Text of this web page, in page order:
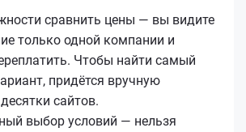
сравнить цены — вы видите
только одной компании и
Чтобы найти самый
придётся вручную
сайтов.
выбор условий — нельзя